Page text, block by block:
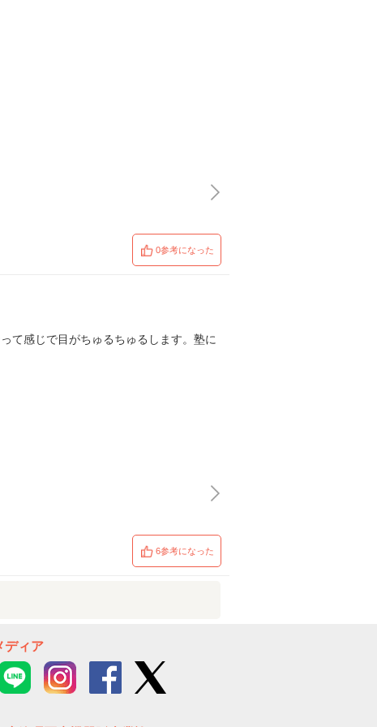
0参考になった
て感じで目がちゅるちゅるします。塾に
6参考になった
ディア